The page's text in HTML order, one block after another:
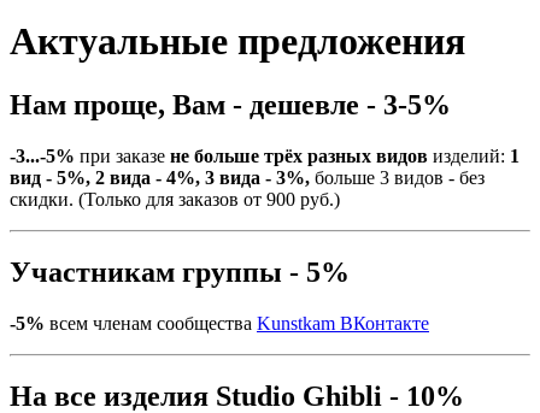
Актуальные предложения
Нам проще, Вам - дешевле - 3-5%
-3...-5% при заказе не больше трёх разных видов изделий: 1
вид - 5%, 2 вида - 4%, 3 вида - 3%, больше 3 видов - без
скидки. (Только для заказов от 900 руб.)
Участникам группы - 5%
-5% всем членам сообщества Kunstkam ВКонтакте
На все изделия Studio Ghibli - 10%